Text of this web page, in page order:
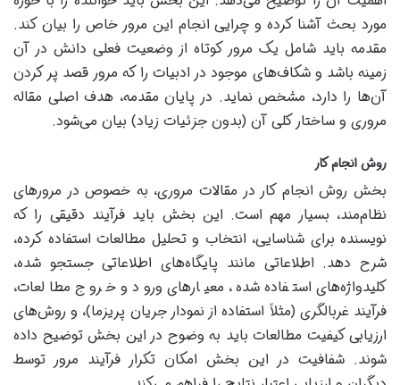
مورد بحث آشنا کرده و چرایی انجام این مرور خاص را بیان کند.
مقدمه باید شامل یک مرور کوتاه از وضعیت فعلی دانش در آن
زمینه باشد و شکاف‌های موجود در ادبیات را که مرور قصد پر کردن
آن‌ها را دارد، مشخص نماید. در پایان مقدمه، هدف اصلی مقاله
مروری و ساختار کلی آن (بدون جزئیات زیاد) بیان می‌شود.
روش انجام کار
بخش روش انجام کار در مقالات مروری، به خصوص در مرورهای
نظام‌مند، بسیار مهم است. این بخش باید فرآیند دقیقی را که
نویسنده برای شناسایی، انتخاب و تحلیل مطالعات استفاده کرده،
شرح دهد. اطلاعاتی مانند پایگاه‌های اطلاعاتی جستجو شده،
کلیدواژه‌های استفاده شده، معیارهای ورود و خروج مطالعات،
فرآیند غربالگری (مثلاً استفاده از نمودار جریان پریزما)، و روش‌های
ارزیابی کیفیت مطالعات باید به وضوح در این بخش توضیح داده
شوند. شفافیت در این بخش امکان تکرار فرآیند مرور توسط